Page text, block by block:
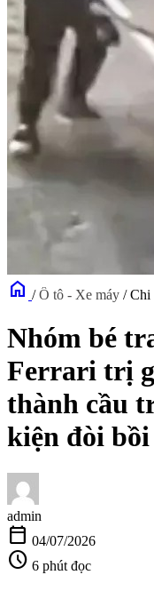
home / Ô tô - Xe máy / Chi
Nhóm bé
Ferrari trị
thành cầu
kiện đòi
admin
calendar_today 04/07/2026
schedule 6 phút đọc